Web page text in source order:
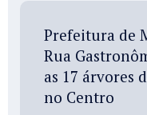
Prefeitura de
Rua
as 17 árvores
no Centro